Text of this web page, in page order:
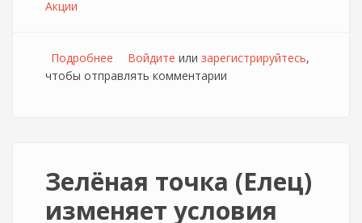
Акции
Подробнее о Зелёная точка (г. Елец) дарит скидку
учащимся
Войдите или зарегистрируйтесь,
чтобы отправлять комментарии
Зелёная точка (Елец)
изменяет условия